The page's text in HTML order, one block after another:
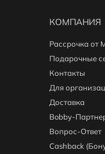
КОМПАНИЯ
Рассрочка от
Подарочные
Контакты
Для
Доставка
Bobby-
Вопрос-Ответ
Cashback